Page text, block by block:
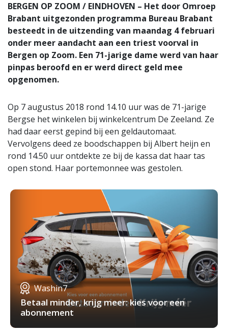
BERGEN OP ZOOM / EINDHOVEN – Het door Omroep
Brabant uitgezonden programma Bureau Brabant
besteedt in de uitzending van maandag 4 februari
onder meer aandacht aan een triest voorval in
Bergen op Zoom. Een 71-jarige dame werd van haar
pinpas beroofd en er werd direct geld mee
opgenomen.
Op 7 augustus 2018 rond 14.10 uur was de 71-jarige
Bergse het winkelen bij winkelcentrum De Zeeland. Ze
had daar eerst gepind bij een geldautomaat.
Vervolgens deed ze boodschappen bij Albert heijn en
rond 14.50 uur ontdekte ze bij de kassa dat haar tas
open stond. Haar portemonnee was gestolen.
Washin7
Betaal minder, krijg meer: kies voor een
abonnement